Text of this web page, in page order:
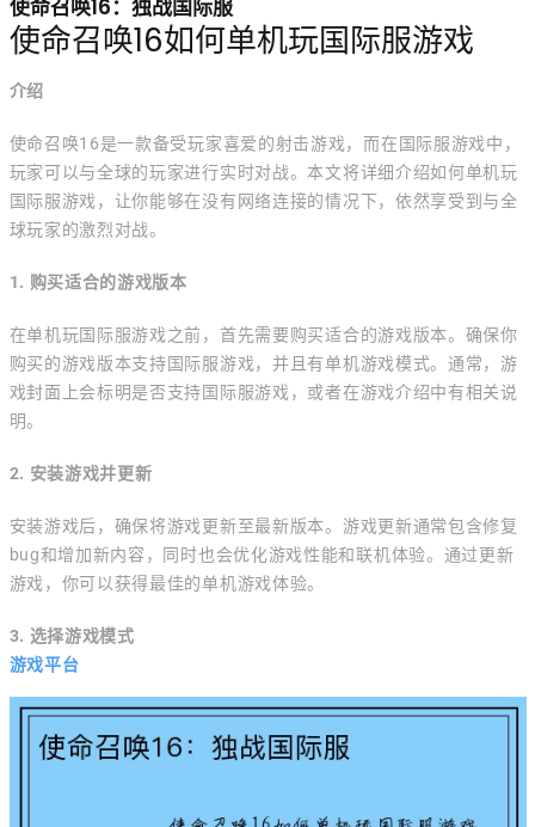
使命召唤16：独战国际服
使命召唤16如何单机玩国际服游戏
介绍
使命召唤16是一款备受玩家喜爱的射击游戏，而在国际服游戏中，
玩家可以与全球的玩家进行实时对战。本文将详细介绍如何单机玩
国际服游戏，让你能够在没有网络连接的情况下，依然享受到与全
球玩家的激烈对战。
1. 购买适合的游戏版本
在单机玩国际服游戏之前，首先需要购买适合的游戏版本。确保你
购买的游戏版本支持国际服游戏，并且有单机游戏模式。通常，游
戏封面上会标明是否支持国际服游戏，或者在游戏介绍中有相关说
明。
2. 安装游戏并更新
安装游戏后，确保将游戏更新至最新版本。游戏更新通常包含修复
bug和增加新内容，同时也会优化游戏性能和联机体验。通过更新
游戏，你可以获得最佳的单机游戏体验。
3. 选择游戏模式
游戏平台